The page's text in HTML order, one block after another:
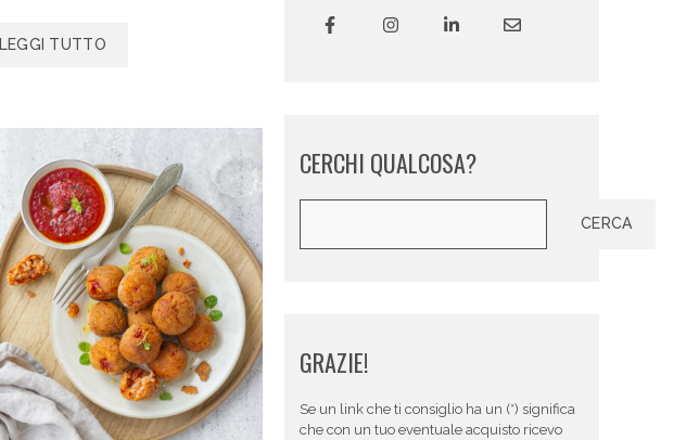
LEGGI TUTTO
CERCHI QUALCOSA?
CERCA
GRAZIE!
Se un link che ti consiglio ha un (*) significa
che con un tuo eventuale acquisto ricevo